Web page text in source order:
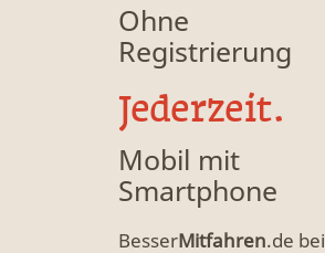
Ohne
Registrierung
Jederzeit.
Mobil mit
Smartphone
BesserMitfahren.de bei